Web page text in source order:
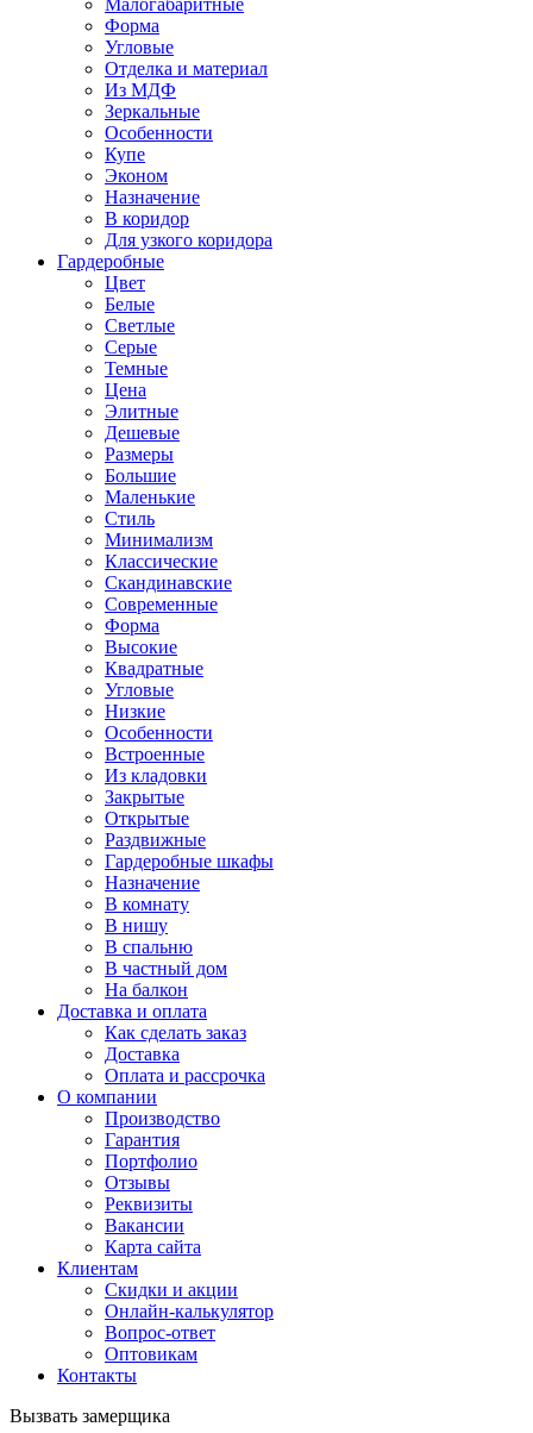
Малогабаритные
Форма
Угловые
Отделка и материал
Из МДФ
Зеркальные
Особенности
Купе
Эконом
Назначение
В коридор
Для узкого коридора
Гардеробные
Цвет
Белые
Светлые
Серые
Темные
Цена
Элитные
Дешевые
Размеры
Большие
Маленькие
Стиль
Минимализм
Классические
Скандинавские
Современные
Форма
Высокие
Квадратные
Угловые
Низкие
Особенности
Встроенные
Из кладовки
Закрытые
Открытые
Раздвижные
Гардеробные шкафы
Назначение
В комнату
В нишу
В спальню
В частный дом
На балкон
Доставка и оплата
Как сделать заказ
Доставка
Оплата и рассрочка
О компании
Производство
Гарантия
Портфолио
Отзывы
Реквизиты
Вакансии
Карта сайта
Клиентам
Скидки и акции
Онлайн-калькулятор
Вопрос-ответ
Оптовикам
Контакты
Вызвать замерщика